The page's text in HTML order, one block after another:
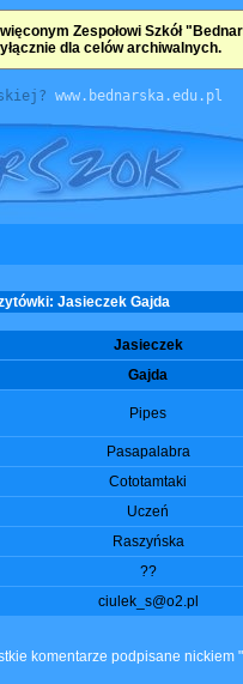
Zespołowi Szkół
dla celów archiwalnych.
www.bednarska.edu.pl
Jasieczek Gajda
Jasieczek
Gajda
Pipes
Pasapalabra
Cototamtaki
Uczeń
Raszyńska
??
ciulek_s@o2.pl
komentarze podpisane nickiem